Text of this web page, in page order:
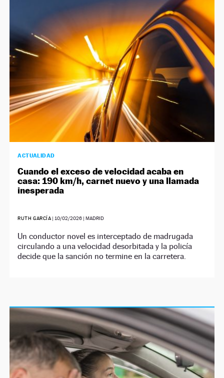
ACTUALIDAD
Cuando el exceso de velocidad acaba en
casa: 190 km/h, carnet nuevo y una llamada
inesperada
RUTH GARCÍA | 10/02/2026 | MADRID
Un conductor novel es interceptado de madrugada
circulando a una velocidad desorbitada y la policía
decide que la sanción no termine en la carretera.